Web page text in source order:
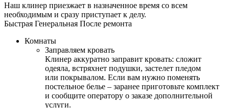
Наш клинер приезжает в назначенное время со всем
необходимым и сразу приступает к делу.
Быстрая Генеральная После ремонта
Комнаты
Заправляем кровать
Клинер аккуратно заправит кровать: сложит
одеяла, встряхнет подушки, застелет пледом
или покрывалом. Если вам нужно поменять
постельное белье – заранее приготовьте комплект
и сообщите оператору о заказе дополнительной
услуги.